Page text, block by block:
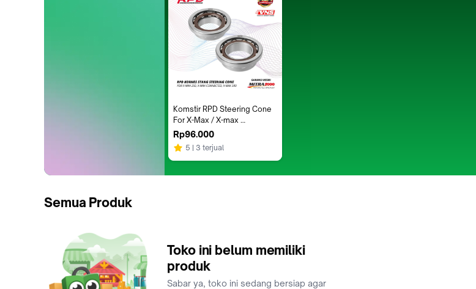
Komstir RPD Steering Cone
For X-Max / X-max
Connected
Rp96.000
5 3 terjual
Semua Produk
Toko ini belum memiliki
produk
Sabar ya, toko ini sedang bersiap agar